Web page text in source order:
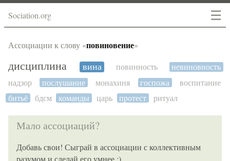
☰
Sociation.org
Ассоциации к слову «повиновение»
дисциплина вина повинность
невиновность
надзор
послушание монахиня госпожа
воспитание
битьё
бдсм команды царь протест ритуал
Мало ассоциаций?
Добавь свои! Сыграй в ассоциации с коллективным
разумом и сделай его умнее :)